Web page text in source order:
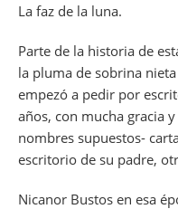
La faz de la luna.
Parte de la historia de
la pluma de sobrina nieta
empezó a pedir por
años, con mucha gracia
nombres supuestos-
escritorio de su padre,
Nicanor Bustos en esa